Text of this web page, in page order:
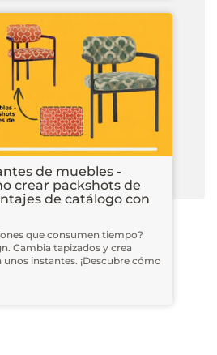
de muebles -
crear packshots de
de catálogo con
que consumen tiempo?
Cambia tapizados y crea
instantes. ¡Descubre cómo